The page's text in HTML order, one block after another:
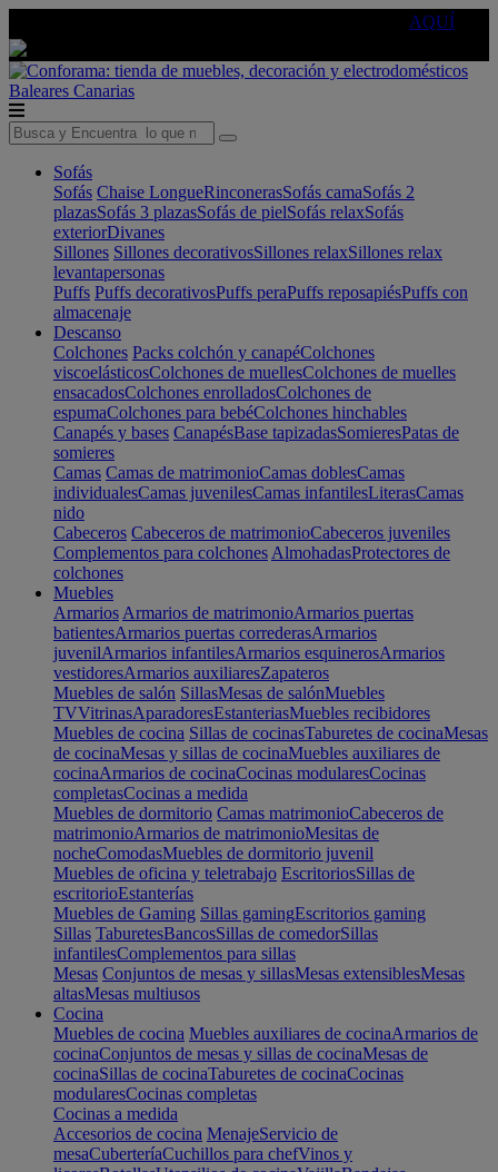
AQUÍ
Baleares Canarias
Sofás
Sofás Chaise LongueRinconerasSofás camaSofás 2
plazasSofás 3 plazasSofás de pielSofás relaxSofás
exteriorDivanes
Sillones Sillones decorativosSillones relaxSillones relax
levantapersonas
Puffs Puffs decorativosPuffs peraPuffs reposapiésPuffs con
almacenaje
Descanso
Colchones Packs colchón y canapéColchones
viscoelásticosColchones de muellesColchones de muelles
ensacadosColchones enrolladosColchones de
espumaColchones para bebéColchones hinchables
Canapés y bases CanapésBase tapizadasSomieresPatas de
somieres
Camas Camas de matrimonioCamas doblesCamas
individualesCamas juvenilesCamas infantilesLiterasCamas
nido
Cabeceros Cabeceros de matrimonioCabeceros juveniles
Complementos para colchones AlmohadasProtectores de
colchones
Muebles
Armarios Armarios de matrimonioArmarios puertas
batientesArmarios puertas correderasArmarios
juvenilArmarios infantilesArmarios esquinerosArmarios
vestidoresArmarios auxiliaresZapateros
Muebles de salón SillasMesas de salónMuebles
TVVitrinasAparadoresEstanteriasMuebles recibidores
Muebles de cocina Sillas de cocinasTaburetes de cocinaMesas
de cocinaMesas y sillas de cocinaMuebles auxiliares de
cocinaArmarios de cocinaCocinas modularesCocinas
completasCocinas a medida
Muebles de dormitorio Camas matrimonioCabeceros de
matrimonioArmarios de matrimonioMesitas de
nocheComodasMuebles de dormitorio juvenil
Muebles de oficina y teletrabajo EscritoriosSillas de
escritorioEstanterías
Muebles de Gaming Sillas gamingEscritorios gaming
Sillas TaburetesBancosSillas de comedorSillas
infantilesComplementos para sillas
Mesas Conjuntos de mesas y sillasMesas extensiblesMesas
altasMesas multiusos
Cocina
Muebles de cocina Muebles auxiliares de cocinaArmarios de
cocinaConjuntos de mesas y sillas de cocinaMesas de
cocinaSillas de cocinaTaburetes de cocinaCocinas
modularesCocinas completas
Cocinas a medida
Accesorios de cocina MenajeServicio de
mesaCuberteríaCuchillos para chefVinos y